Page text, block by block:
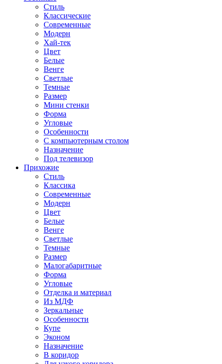
Стиль
Классические
Современные
Модерн
Хай-тек
Цвет
Белые
Венге
Светлые
Темные
Размер
Мини стенки
Форма
Угловые
Особенности
С компьютерным столом
Назначение
Под телевизор
Прихожие
Стиль
Классика
Современные
Модерн
Цвет
Белые
Венге
Светлые
Темные
Размер
Малогабаритные
Форма
Угловые
Отделка и материал
Из МДФ
Зеркальные
Особенности
Купе
Эконом
Назначение
В коридор